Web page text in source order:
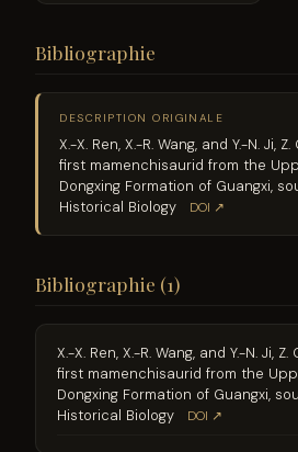
Bibliographie
DESCRIPTION ORIGINALE
X.-X. Ren, X.-R. Wang, and Y.-N. Ji,
first mamenchisaurid from the
Dongxing Formation of Guangxi,
Historical Biology
DOI ↗
Bibliographie (1)
X.-X. Ren, X.-R. Wang, and Y.-N. Ji,
first mamenchisaurid from the
Dongxing Formation of Guangxi,
Historical Biology
DOI ↗